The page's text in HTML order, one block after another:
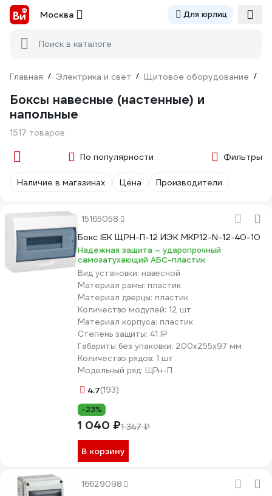
Москва Для юрлиц
Поиск в каталоге
Главная / Электрика и свет / Щитовое оборудование /
Боксы навесные (настенные) и
напольные
1517 товаров
По популярности Фильтры
Наличие в магазинах Цена Производители
15165058
Бокс IEK ЩРН-П-12 ИЭК MKP12-N-12-40-10
Надежная защита – ударопрочный
самозатухающий АБС-пластик
Вид установки: навесной
Материал рамы: пластик
Материал дверцы: пластик
Количество модулей: 12 шт
Материал корпуса: пластик
Степень защиты: 41 IP
Габариты без упаковки: 200х255х97 мм
Количество рядов: 1 шт
Модельный ряд: ЩРн-П
4.7(193)
-23%
1 040 ₽1 347 ₽
В корзину
16629098